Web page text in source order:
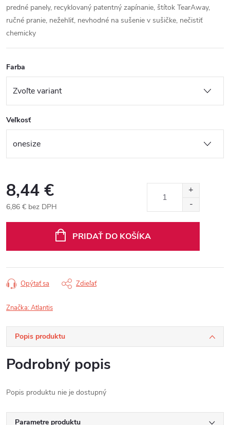
predné panely, recyklovaný patentný zapínanie, štítok TearAway,
ručné pranie, nežehliť, nevhodné na sušenie v sušičke, nečistiť
chemicky
Farba
Veľkosť
8,44 €
6,86 € bez DPH
PRIDAŤ DO KOŠÍKA
Opýtať sa Zdieľať
Značka:Atlantis
Popis produktu
Podrobný popis
Popis produktu nie je dostupný
Parametre produktu